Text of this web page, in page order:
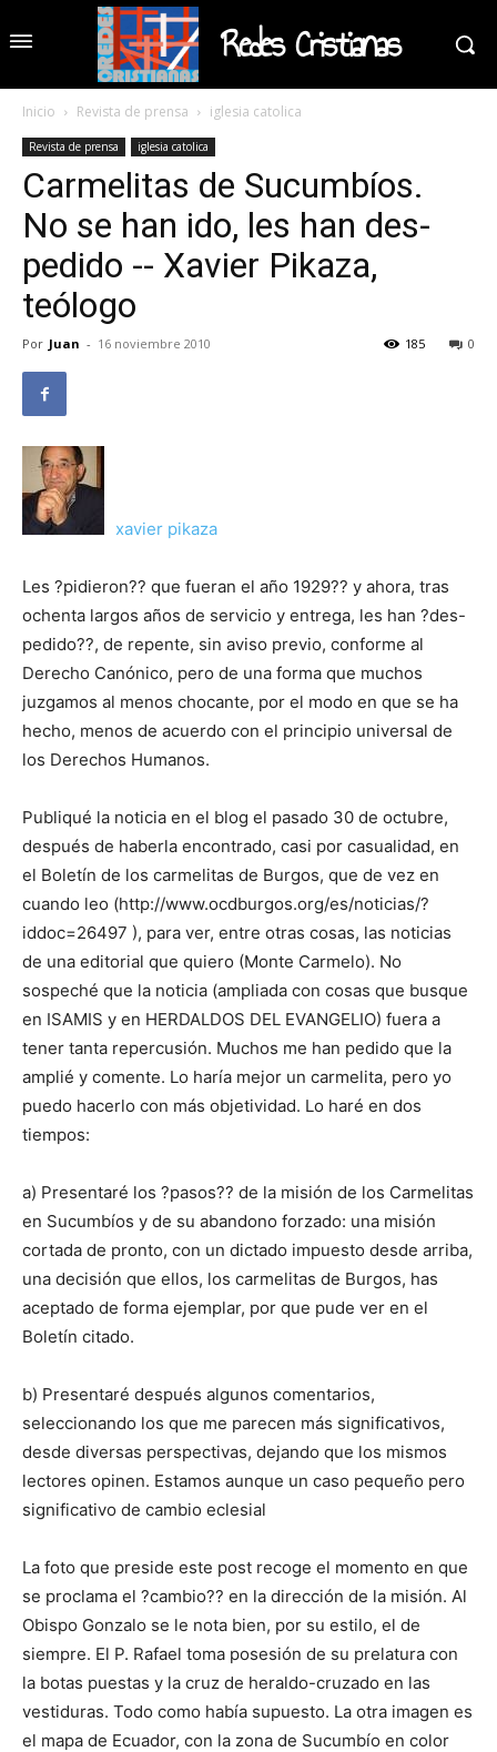
Redes Cristianas
Inicio Revista de prensa iglesia catolica
Revista de prensa iglesia catolica
Carmelitas de Sucumbíos.
No se han ido, les han des-
pedido -- Xavier Pikaza,
teólogo
Por Juan - 16 noviembre 2010 0
185
xavier pikaza
Les ?pidieron?? que fueran el año 1929?? y ahora, tras
ochenta largos años de servicio y entrega, les han ?des-
pedido??, de repente, sin aviso previo, conforme al
Derecho Canónico, pero de una forma que muchos
juzgamos al menos chocante, por el modo en que se ha
hecho, menos de acuerdo con el principio universal de
los Derechos Humanos.
Publiqué la noticia en el blog el pasado 30 de octubre,
después de haberla encontrado, casi por casualidad, en
el Boletín de los carmelitas de Burgos, que de vez en
cuando leo (http://www.ocdburgos.org/es/noticias/?
iddoc=26497 ), para ver, entre otras cosas, las noticias
de una editorial que quiero (Monte Carmelo). No
sospeché que la noticia (ampliada con cosas que busque
en ISAMIS y en HERDALDOS DEL EVANGELIO) fuera a
tener tanta repercusión. Muchos me han pedido que la
amplié y comente. Lo haría mejor un carmelita, pero yo
puedo hacerlo con más objetividad. Lo haré en dos
tiempos:
a) Presentaré los ?pasos?? de la misión de los Carmelitas
en Sucumbíos y de su abandono forzado: una misión
cortada de pronto, con un dictado impuesto desde arriba,
una decisión que ellos, los carmelitas de Burgos, has
aceptado de forma ejemplar, por que pude ver en el
Boletín citado.
b) Presentaré después algunos comentarios,
seleccionando los que me parecen más significativos,
desde diversas perspectivas, dejando que los mismos
lectores opinen. Estamos aunque un caso pequeño pero
significativo de cambio eclesial
La foto que preside este post recoge el momento en que
se proclama el ?cambio?? en la dirección de la misión. Al
Obispo Gonzalo se le nota bien, por su estilo, el de
siempre. El P. Rafael toma posesión de su prelatura con
la botas puestas y la cruz de heraldo-cruzado en las
vestiduras. Todo como había supuesto. La otra imagen es
el mapa de Ecuador, con la zona de Sucumbío en color